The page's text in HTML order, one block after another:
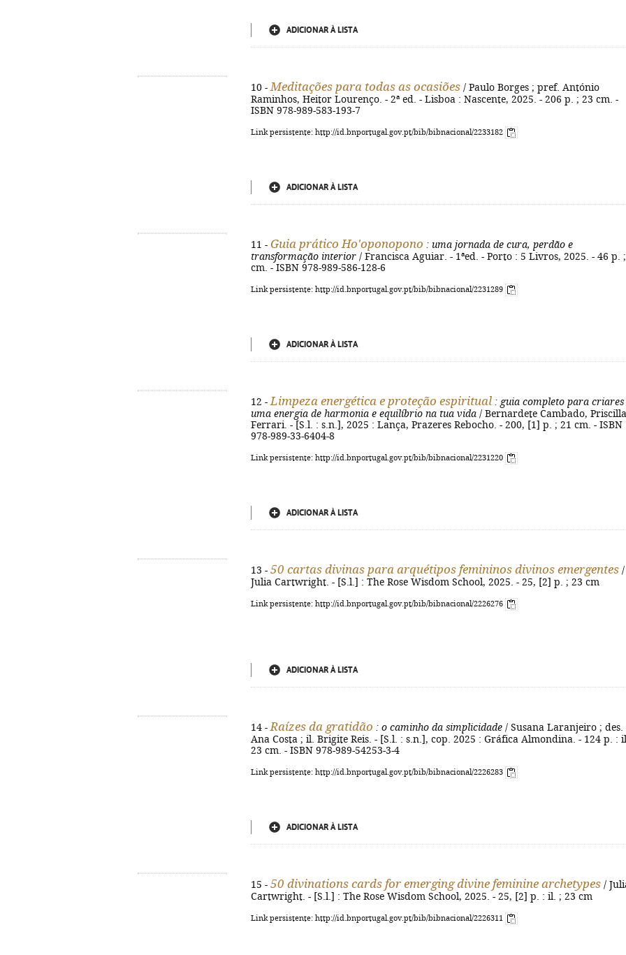
ADICIONAR À LISTA
10 - Meditações para todas as ocasiões / Paulo Borges ; pref. António
Raminhos, Heitor Lourenço. - 2ª ed. - Lisboa : Nascente, 2025. - 206 p. ; 23 cm. -
ISBN 978-989-583-193-7
Link persistente: http://id.bnportugal.gov.pt/bib/bibnacional/2233182
ADICIONAR À LISTA
11 - Guia prático Ho'oponopono : uma jornada de cura, perdão e
transformação interior / Francisca Aguiar. - 1ªed. - Porto : 5 Livros, 2025. - 46 p.
cm. - ISBN 978-989-586-128-6
Link persistente: http://id.bnportugal.gov.pt/bib/bibnacional/2231289
ADICIONAR À LISTA
12 - Limpeza energética e proteção espiritual : guia completo para criares
uma energia de harmonia e equilíbrio na tua vida / Bernardete Cambado, Priscilla
Ferrari. - [S.l. : s.n.], 2025 : Lança, Prazeres Rebocho. - 200, [1] p. ; 21 cm. - ISBN
978-989-33-6404-8
Link persistente: http://id.bnportugal.gov.pt/bib/bibnacional/2231220
ADICIONAR À LISTA
13 - 50 cartas divinas para arquétipos femininos divinos emergentes /
Julia Cartwright. - [S.l.] : The Rose Wisdom School, 2025. - 25, [2] p. ; 23 cm
Link persistente: http://id.bnportugal.gov.pt/bib/bibnacional/2226276
ADICIONAR À LISTA
14 - Raízes da gratidão : o caminho da simplicidade / Susana Laranjeiro ; des.
Ana Costa ; il. Brigite Reis. - [S.l. : s.n.], cop. 2025 : Gráfica Almondina. - 124 p. :
23 cm. - ISBN 978-989-54253-3-4
Link persistente: http://id.bnportugal.gov.pt/bib/bibnacional/2226283
ADICIONAR À LISTA
15 - 50 divinations cards for emerging divine feminine archetypes /
Cartwright. - [S.l.] : The Rose Wisdom School, 2025. - 25, [2] p. : il. ; 23 cm
Link persistente: http://id.bnportugal.gov.pt/bib/bibnacional/2226311